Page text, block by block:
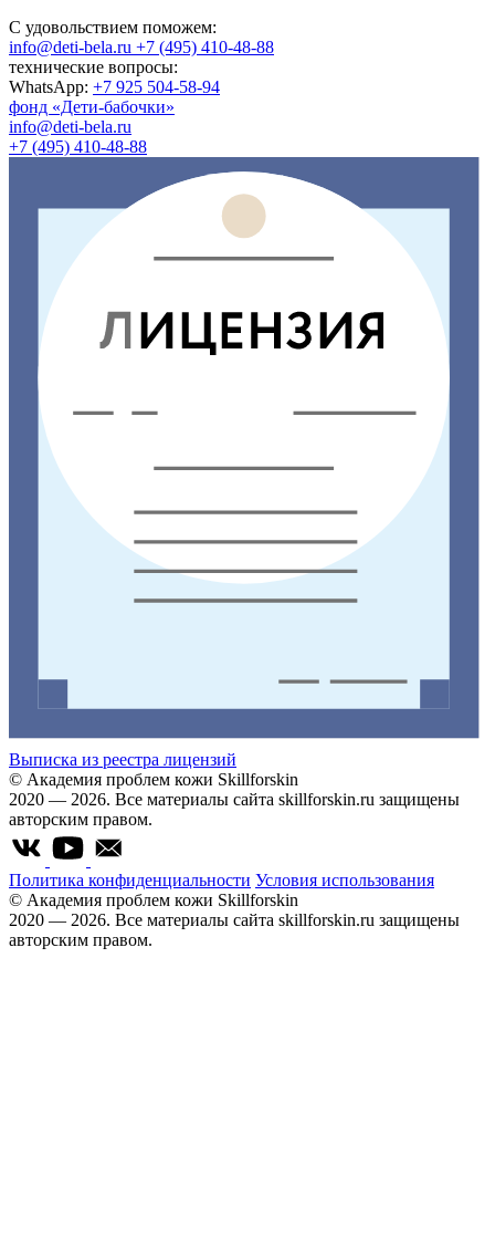
С удовольствием поможем:
info@deti-bela.ru +7 (495) 410-48-88
технические вопросы:
WhatsApp: +7 925 504-58-94
фонд «Дети-бабочки»
info@deti-bela.ru
+7 (495) 410-48-88
Выписка из реестра лицензий
© Академия проблем кожи Skillforskin
2020 — 2026. Все материалы сайта skillforskin.ru защищены
авторским правом.
Политика конфиденциальности Условия использования
© Академия проблем кожи Skillforskin
2020 — 2026. Все материалы сайта skillforskin.ru защищены
авторским правом.